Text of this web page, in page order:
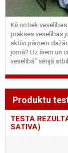
Kā notiek
prakses veselības
aktīvi pārņem
jomā? Uz šiem un
veselībā" sērijā
Produktu
TESTA
SATIVA)